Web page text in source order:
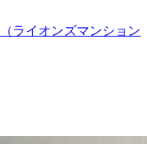
ライオンズマンション